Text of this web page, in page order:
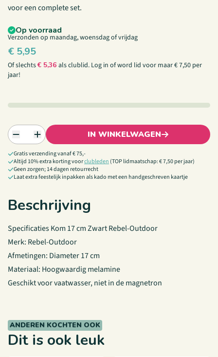
voor een complete set.
Op voorraad
Verzonden op maandag, woensdag of vrijdag
€ 5,95
Of slechts€ 5,36 als clublid. Log in ofword lid voor maar € 7,50 per
jaar!
IN WINKELWAGEN
Gratis verzending vanaf € 75,-
Altijd 10% extra korting voorclubleden (TOP lidmaatschap: € 7,50 per jaar)
Geen zorgen; 14 dagen retourrecht
Laat extra feestelijk inpakken als kado met een handgeschreven kaartje
Beschrijving
Specificaties Kom 17 cm Zwart Rebel-Outdoor
Merk: Rebel-Outdoor
Afmetingen: Diameter 17 cm
Materiaal: Hoogwaardig melamine
Geschikt voor vaatwasser, niet in de magnetron
ANDEREN KOCHTEN OOK
Dit is ook leuk